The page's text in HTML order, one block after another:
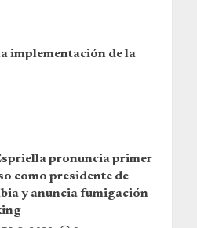
implementación de la
pronuncia primer
como presidente de
y anuncia fumigación